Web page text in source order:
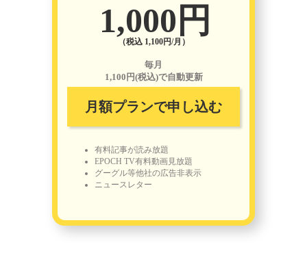
1,000円
（税込 1,100円/月）
毎月
1,100円(税込)で自動更新
月額プランで申し込む
有料記事が読み放題
EPOCH TV有料動画見放題
グーグル等他社の広告非表示
ニュースレター